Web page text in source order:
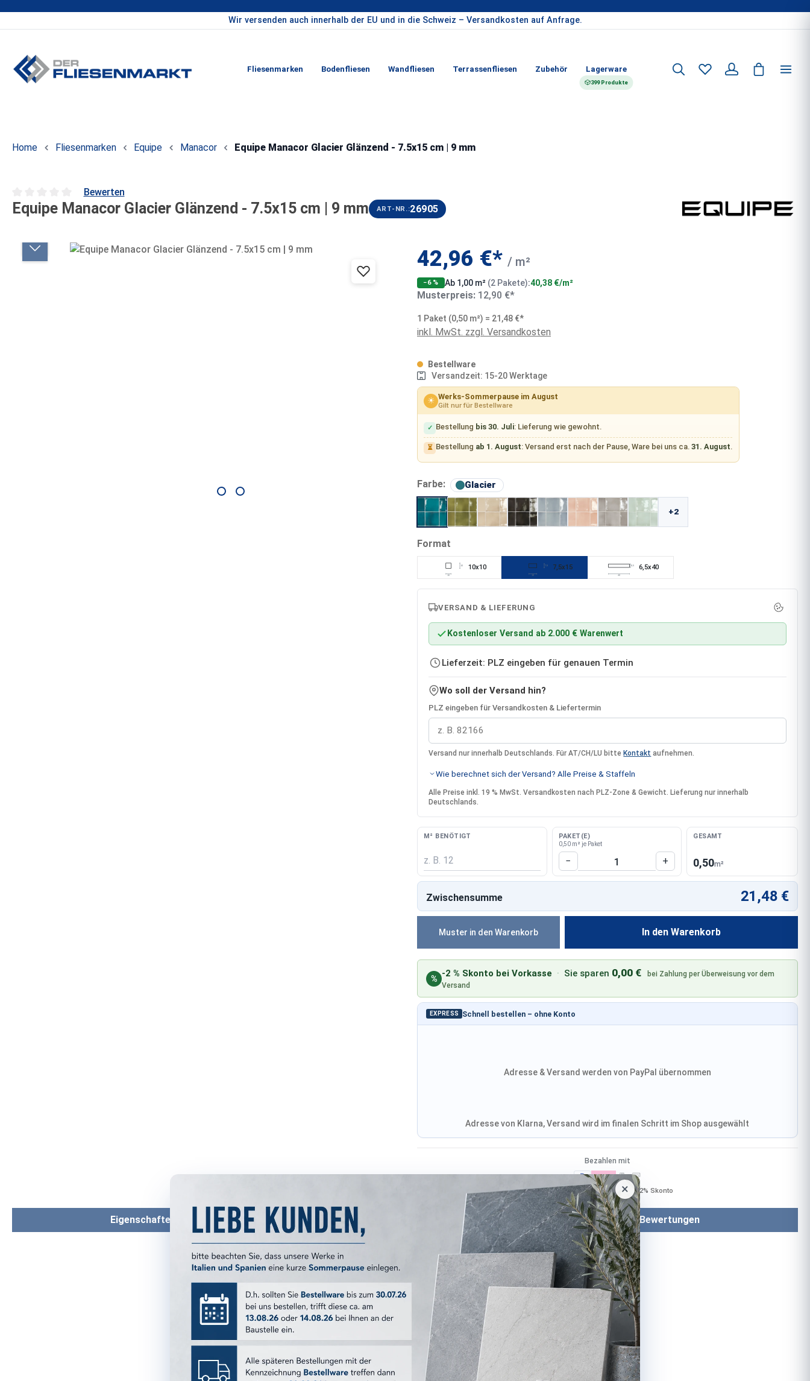
Wir versenden auch innerhalb der EU und in die Schweiz – Versandkosten auf Anfrage.
Fliesenmarken Bodenfliesen Wandfliesen Terrassenfliesen Zubehör Lagerware
399 Produkte
×
Home Fliesenmarken Equipe Manacor Equipe Manacor Glacier Glänzend - 7.5x15 cm | 9 mm
Durchschnittliche Bewertung von 0 von 5 Sternen
Bewerten
Equipe Manacor Glacier Glänzend - 7.5x15 cm | 9 mm ART-NR.:26905
Bildergalerie überspringen 42,96 €* / m²
−6 % Ab 1,00 m² (2 Pakete):40,38 €/m²
Musterpreis: 12,90 €*
1 Paket (0,50 m²) = 21,48 €*
inkl. MwSt. zzgl. Versandkosten
Bestellware
Versandzeit: 15-20 Werktage
☀ Werks-Sommerpause im August
Gilt nur für Bestellware
✓ Bestellung bis 30. Juli: Lieferung wie gewohnt.
⏳ Bestellung ab 1. August: Versand erst nach der Pause, Ware bei uns ca.31. August.
Farbe: Glacier auswählen
+2
Format
10
10 10x10 7,5 7,5x15
40
6,5 6,5x40
VERSAND & LIEFERUNG
Kostenloser Versand ab 2.000 € Warenwert
Lieferzeit: PLZ eingeben für genauen Termin
Wo soll der Versand hin?
PLZ eingeben für Versandkosten & Liefertermin
Versand nur innerhalb Deutschlands. Für AT/CH/LU bitte Kontakt aufnehmen.
Wie berechnet sich der Versand? Alle Preise & Staffeln
Alle Preise inkl. 19 % MwSt. Versandkosten nach PLZ-Zone & Gewicht. Lieferung nur innerhalb
Deutschlands.
M² BENÖTIGT PAKET(E)
0,50 m² je Paket
Produkt Anzahl: Gib den
− +
GESAMT
0,50m²
In den Warenkorb
EXPRESS Schnell bestellen – ohne Konto
Adresse & Versand werden von PayPal übernommen
Adresse von Klarna, Versand wird im finalen Schritt im Shop ausgewählt
Zwischensumme 21,48 €
% -2 % Skonto bei Vorkasse · Sie sparen 0,00 €
bei Zahlung per Überweisung vor dem
Versand
Muster in den Warenkorb
Bezahlen mit
Bei Bezahlung per Vorkasse −2% Skonto
Eigenschaften Bewertungen
PRODUKTMERKMALE
Serie: Manacor
Format: 7,5x15 cm
Farbe: Glacier
Farbgruppe:
Oberfläche: glänzend